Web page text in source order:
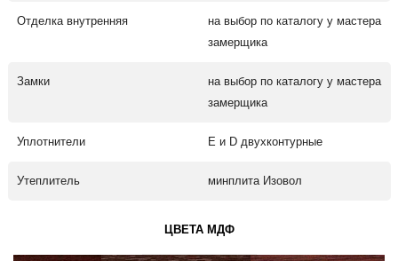
Отделка внутренняя
на выбор по каталогу у мастера
замерщика
Замки
на выбор по каталогу у мастера
замерщика
Уплотнители Е и D двухконтурные
Утеплитель минплита Изовол
ЦВЕТА МДФ